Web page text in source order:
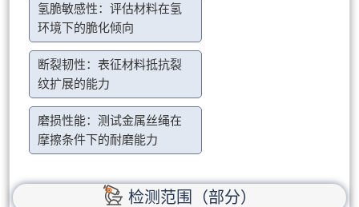
氢脆敏感性：评估材料在氢
环境下的脆化倾向
断裂韧性：表征材料抵抗裂
纹扩展的能力
磨损性能：测试金属丝绳在
摩擦条件下的耐磨能力
检测范围（部分）